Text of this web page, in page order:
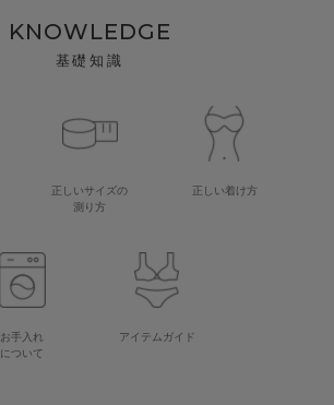
KNOWLEDGE
基礎知識
正しいサイズの
測り方
正しい着け方
お手入れ
について
アイテムガイド